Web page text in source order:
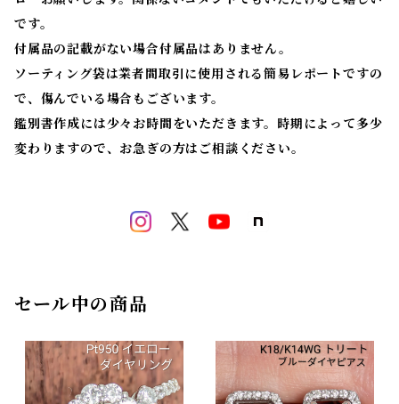
です。
付属品の記載がない場合付属品はありません。
ソーティング袋は業者間取引に使用される簡易レポートですの
で、傷んでいる場合もございます。
鑑別書作成には少々お時間をいただきます。時期によって多少
変わりますので、お急ぎの方はご相談ください。
セール中の商品